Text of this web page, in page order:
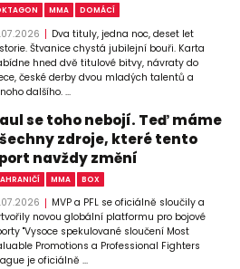
MMA DOMÁCÍ
Dva tituly, jedna noc, deset let
Štvanice chystá jubilejní bouři. Karta
hned dvě titulové bitvy, návraty do
české derby dvou mladých talentů a
dalšího. ...
se toho nebojí. Teď máme
zdroje, které tento
navždy změní
MMA BOX
MVP a PFL se oficiálně sloučily a
novou globální platformu pro bojové
"Vysoce spekulované sloučení Most
Promotions a Professional Fighters
je oficiálně ...